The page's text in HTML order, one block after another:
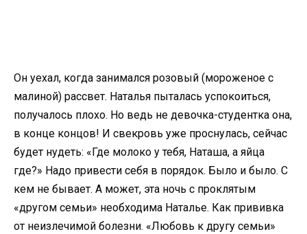
Он уехал, когда занимался розовый (мороженое с
малиной) рассвет. Наталья пыталась успокоиться,
получалось плохо. Но ведь не девочка-студентка она,
в конце концов! И свекровь уже проснулась, сейчас
будет нудеть: «Где молоко у тебя, Наташа, а яйца
где?» Надо привести себя в порядок. Было и было. С
кем не бывает. А может, эта ночь с проклятым
«другом семьи» необходима Наталье. Как прививка
от неизлечимой болезни. «Любовь к другу семьи»